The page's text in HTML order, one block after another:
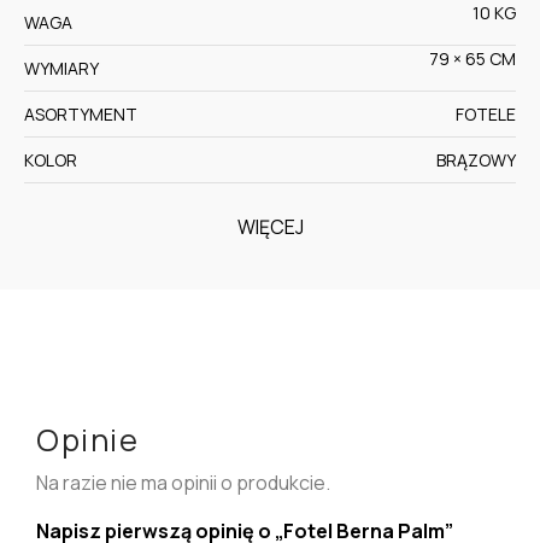
WAGA 10 KG
WYMIARY 79 × 65 CM
ASORTYMENT
FOTELE
KOLOR
BRĄZOWY
WIĘCEJ
Opinie
Na razie nie ma opinii o produkcie.
Napisz pierwszą opinię o „Fotel Berna Palm”